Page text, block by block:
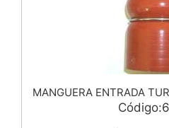
MANGUERA ENTRADA